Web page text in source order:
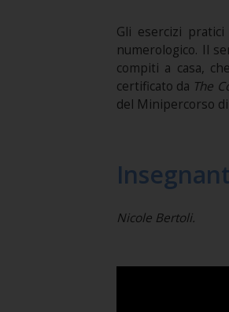
Gli esercizi
numerologico. Il
compiti a casa,
certificato da The
del Minipercorso di
Nicole Bertoli.